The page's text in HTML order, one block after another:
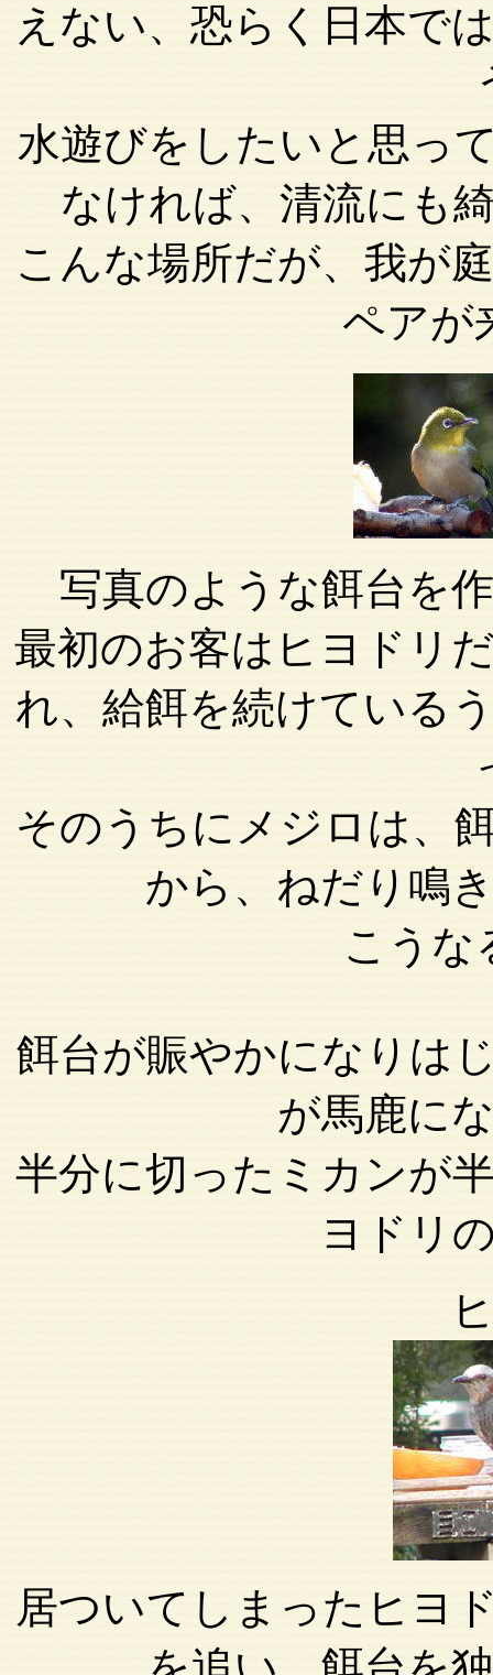
えない、恐らく日本で
水遊びをしたいと思っ
なければ、清流にも
こんな場所だが、我が
ペアが
写真のような餌台を
最初のお客はヒヨドリ
れ、給餌を続けている
そのうちにメジロは、
から、ねだり鳴
こうな
餌台が賑やかになりは
が馬鹿に
半分に切ったミカンが
ヨドリ
居ついてしまったヒヨ